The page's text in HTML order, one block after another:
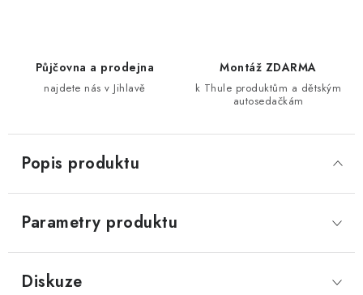
Půjčovna a prodejna
najdete nás v Jihlavě
Montáž ZDARMA
k Thule produktům a dětským
autosedačkám
Popis produktu
Parametry produktu
Diskuze